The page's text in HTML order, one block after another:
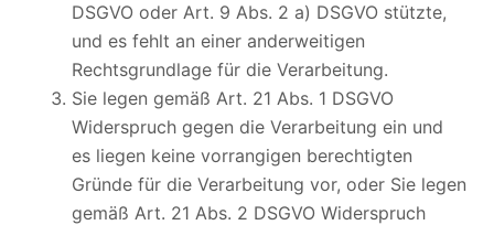
DSGVO oder Art. 9 Abs. 2 a) DSGVO stützte,
und es fehlt an einer anderweitigen
Rechtsgrundlage für die Verarbeitung.
Sie legen gemäß Art. 21 Abs. 1 DSGVO
Widerspruch gegen die Verarbeitung ein und
es liegen keine vorrangigen berechtigten
Gründe für die Verarbeitung vor, oder Sie legen
gemäß Art. 21 Abs. 2 DSGVO Widerspruch